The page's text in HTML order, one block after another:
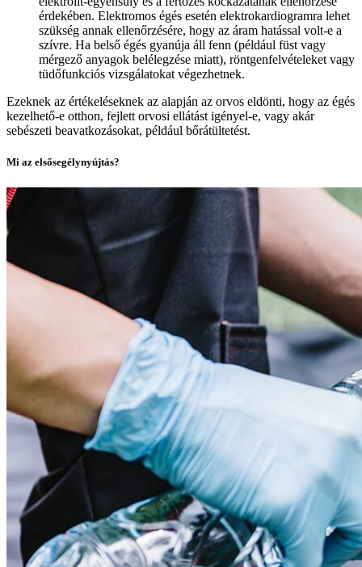
érdekében. Elektromos égés esetén elektrokardiogramra lehet
szükség annak ellenőrzésére, hogy az áram hatással volt-e a
szívre. Ha belső égés gyanúja áll fenn (például füst vagy
mérgező anyagok belélegzése miatt), röntgenfelvételeket vagy
tüdőfunkciós vizsgálatokat végezhetnek.
Ezeknek az értékeléseknek az alapján az orvos eldönti, hogy az égés
kezelhető-e otthon, fejlett orvosi ellátást igényel-e, vagy akár
sebészeti beavatkozásokat, például bőrátültetést.
Mi az elsősegélynyújtás?